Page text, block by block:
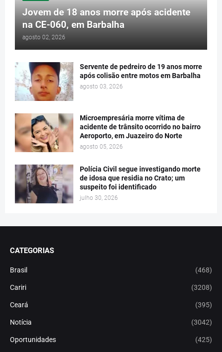
Jovem de 18 anos morre após acidente
na CE-060, em Barbalha
agosto 02, 2026
Servente de pedreiro de 19 anos morre
após colisão entre motos em Barbalha
agosto 03, 2026
Microempresária morre vítima de
acidente de trânsito ocorrido no bairro
Aeroporto, em Juazeiro do Norte
agosto 05, 2026
Polícia Civil segue investigando morte
de idosa que residia no Crato; um
suspeito foi identificado
julho 30, 2026
CATEGORIAS
Brasil (468)
Cariri (3208)
Ceará (395)
Notícia (3042)
Oportunidades (425)